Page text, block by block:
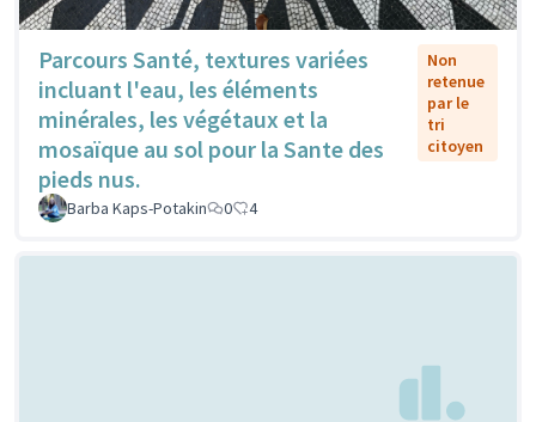
Parcours Santé, textures variées
incluant l'eau, les éléments
minérales, les végétaux et la
mosaïque au sol pour la Sante des
pieds nus.
Non
retenue
par le
tri
citoyen
Barba Kaps-Potakin 0 4